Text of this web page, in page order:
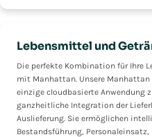
Lebensmittel und
Die perfekte Kombination für Ihre
mit Manhattan. Unsere
einzige cloudbasierte Anwendung
ganzheitliche Integration der
Auslieferung. Sie ermöglichen
Bestandsführung,